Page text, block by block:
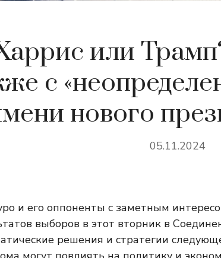
или
с
нового
05.11.2024
и его оппоненты с заметным
выборов в этот вторник в
решения и стратегии